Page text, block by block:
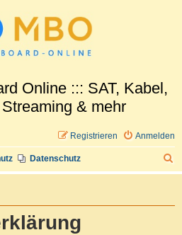
Online ::: SAT, Kabel,
& mehr
Anmelden
Registrieren
Datenschutz
u